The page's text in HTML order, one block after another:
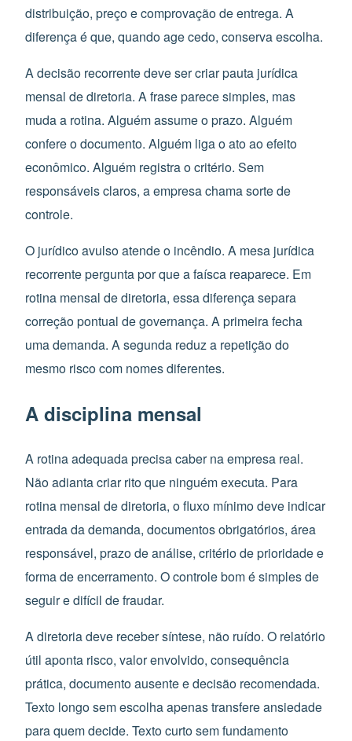
distribuição, preço e comprovação de entrega. A
diferença é que, quando age cedo, conserva escolha.
A decisão recorrente deve ser criar pauta jurídica
mensal de diretoria. A frase parece simples, mas
muda a rotina. Alguém assume o prazo. Alguém
confere o documento. Alguém liga o ato ao efeito
econômico. Alguém registra o critério. Sem
responsáveis claros, a empresa chama sorte de
controle.
O jurídico avulso atende o incêndio. A mesa jurídica
recorrente pergunta por que a faísca reaparece. Em
rotina mensal de diretoria, essa diferença separa
correção pontual de governança. A primeira fecha
uma demanda. A segunda reduz a repetição do
mesmo risco com nomes diferentes.
A disciplina mensal
A rotina adequada precisa caber na empresa real.
Não adianta criar rito que ninguém executa. Para
rotina mensal de diretoria, o fluxo mínimo deve indicar
entrada da demanda, documentos obrigatórios, área
responsável, prazo de análise, critério de prioridade e
forma de encerramento. O controle bom é simples de
seguir e difícil de fraudar.
A diretoria deve receber síntese, não ruído. O relatório
útil aponta risco, valor envolvido, consequência
prática, documento ausente e decisão recomendada.
Texto longo sem escolha apenas transfere ansiedade
para quem decide. Texto curto sem fundamento